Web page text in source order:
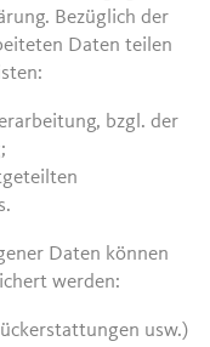
Bezüglich der
Daten teilen
bzgl. der
Daten können
werden:
usw.)